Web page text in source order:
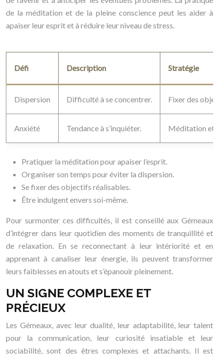
de la méditation et de la pleine conscience peut les aider à
apaiser leur esprit et à réduire leur niveau de stress.
Défi Description Stratégie
Dispersion Difficulté à se concentrer. Fixer des
Anxiété Tendance à s’inquiéter. Méditation et
Pratiquer la méditation pour apaiser l’esprit.
Organiser son temps pour éviter la dispersion.
Se fixer des objectifs réalisables.
Être indulgent envers soi-même.
Pour surmonter ces difficultés, il est conseillé aux Gémeaux
d’intégrer dans leur quotidien des moments de tranquillité et
de relaxation. En se reconnectant à leur intériorité et en
apprenant à canaliser leur énergie, ils peuvent transformer
leurs faiblesses en atouts et s’épanouir pleinement.
UN SIGNE COMPLEXE ET
PRÉCIEUX
Les Gémeaux, avec leur dualité, leur adaptabilité, leur talent
pour la communication, leur curiosité insatiable et leur
sociabilité, sont des êtres complexes et attachants. Il est